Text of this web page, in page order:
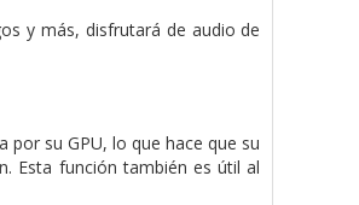
y más, disfrutará de audio de
su GPU, lo que hace que su
Esta función también es útil al